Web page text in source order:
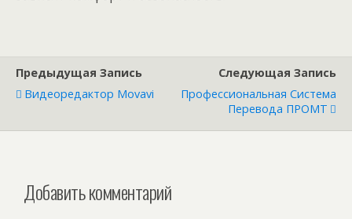
Предыдущая Запись
Видеоредактор Movavi
Следующая Запись
Профессиональная Система
Перевода ПРОМТ
Добавить комментарий